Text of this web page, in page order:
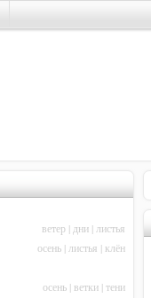
ветер | дни | листья
осень | листья | клён
осень | ветки |тени